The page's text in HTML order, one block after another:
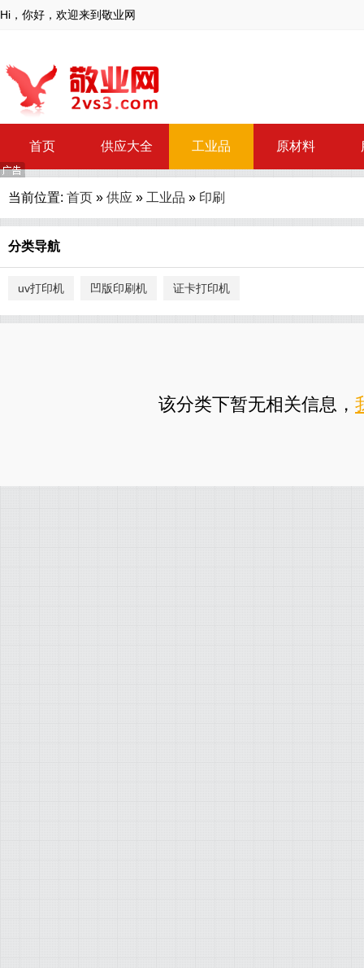
Hi，你好，欢迎来到敬业网
首页 供应大全 工业品 原材料
当前位置: 首页 » 供应 » 工业品 » 印刷
分类导航
uv打印机 凹版印刷机 证卡打印机
该分类下暂无相关信息，